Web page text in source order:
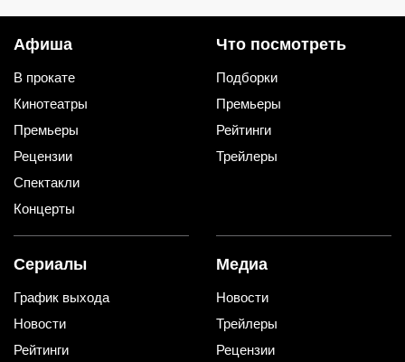
Афиша
В прокате
Кинотеатры
Премьеры
Рецензии
Спектакли
Концерты
Что посмотреть
Подборки
Премьеры
Рейтинги
Трейлеры
Сериалы
График выхода
Новости
Рейтинги
Медиа
Новости
Трейлеры
Рецензии